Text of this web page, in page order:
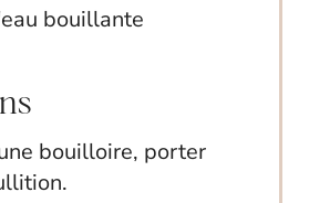
bouillante
bouilloire, porter